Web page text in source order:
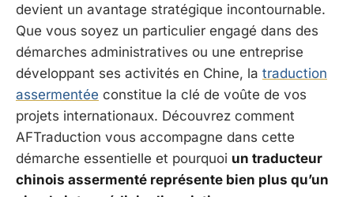
devient un avantage stratégique incontournable.
Que vous soyez un particulier engagé dans des
démarches administratives ou une entreprise
développant ses activités en Chine, la traduction
assermentée constitue la clé de voûte de vos
projets internationaux. Découvrez comment
AFTraduction vous accompagne dans cette
démarche essentielle et pourquoi un traducteur
chinois assermenté représente bien plus qu’un